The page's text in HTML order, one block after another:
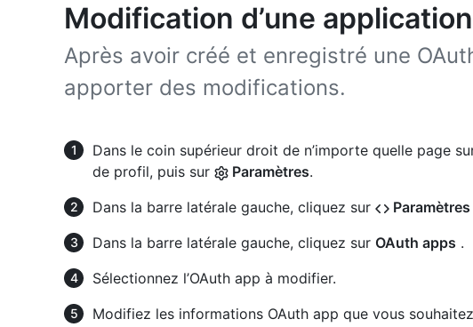
Modification d’une
Après avoir créé et enregistré une
apporter des modifications.
Dans le coin supérieur droit de n’importe quelle page
de profil, puis sur
Paramètres.
Dans la barre latérale gauche, cliquez sur
Dans la barre latérale gauche, cliquez sur OAuth apps .
Sélectionnez l’OAuth app à modifier.
Modifiez les informations OAuth app que vous